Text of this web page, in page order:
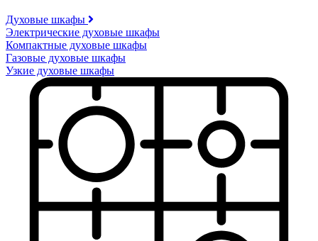
Духовые шкафы
Электрические духовые шкафы
Компактные духовые шкафы
Газовые духовые шкафы
Узкие духовые шкафы